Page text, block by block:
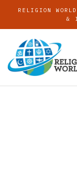
RELIGION
&